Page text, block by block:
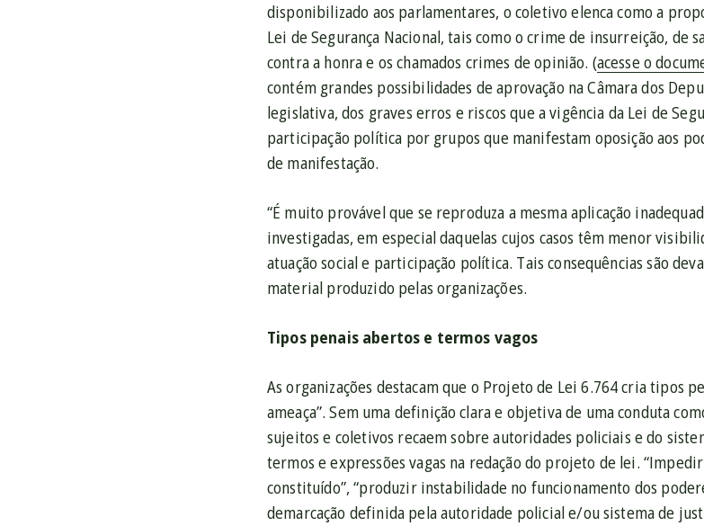
disponibilizado aos parlamentares, o coletivo elenca como a
Lei de Segurança Nacional, tais como o crime de insurreição, de
contra a honra e os chamados crimes de opinião. (acesse o
contém grandes possibilidades de aprovação na Câmara dos
legislativa, dos graves erros e riscos que a vigência da Lei de
participação política por grupos que manifestam oposição aos
de manifestação.
“É muito provável que se reproduza a mesma aplicação
investigadas, em especial daquelas cujos casos têm menor
atuação social e participação política. Tais consequências são
material produzido pelas organizações.
Tipos penais abertos e termos vagos
As organizações destacam que o Projeto de Lei 6.764 cria tipos
ameaça”. Sem uma definição clara e objetiva de uma conduta
sujeitos e coletivos recaem sobre autoridades policiais e do
termos e expressões vagas na redação do projeto de lei.
constituído”, “produzir instabilidade no funcionamento dos
demarcação definida pela autoridade policial e/ou sistema de